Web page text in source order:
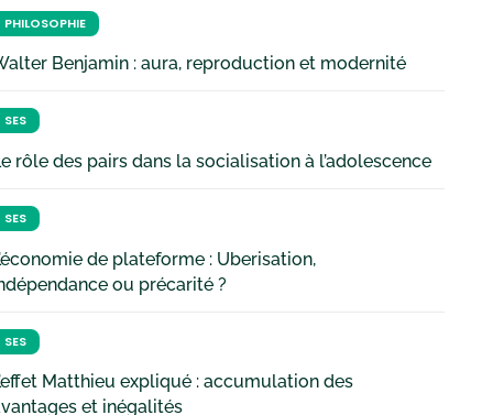
PHILOSOPHIE
Benjamin : aura, reproduction et modernité
SES
rôle des pairs dans la socialisation à l’adolescence
SES
de plateforme : Uberisation,
ou précarité ?
SES
Matthieu expliqué : accumulation des
et inégalités